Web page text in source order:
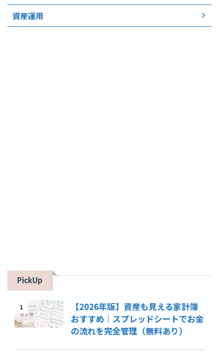
資産運用
PickUp
1
【2026年版】資産も見える家計簿
おすすめ｜スプレッドシートでお金
の流れを完全管理（無料あり）